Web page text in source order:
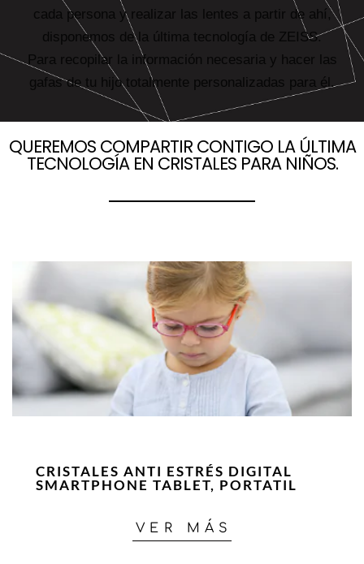
cada persona y realizar las lentes a partir de ahí,
disponemos de la última tecnología de ZEISS.
Para recopilar la información necesaria y hacer las
gafas de tu hijo totalmente personalizadas para él.
QUEREMOS COMPARTIR CONTIGO LA ÚLTIMA
TECNOLOGÍA EN CRISTALES PARA NIÑOS.
CRISTALES ANTI ESTRÉS DIGITAL
SMARTPHONE TABLET, PORTATIL
VER MÁS